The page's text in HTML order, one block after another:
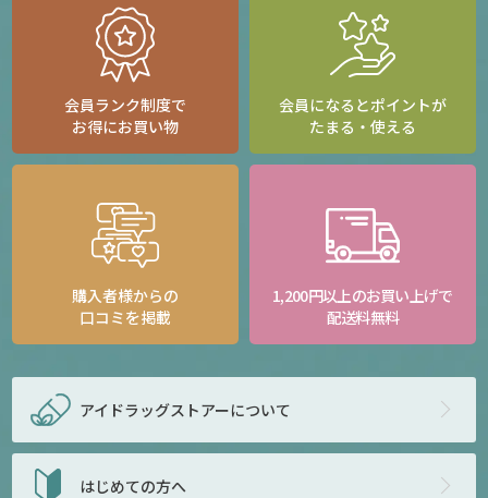
会員ランク制度で
お得にお買い物
会員になるとポイントが
たまる・使える
購入者様からの
口コミを掲載
1,200円以上のお買い上げで
配送料無料
アイドラッグストアーについて
はじめての方へ